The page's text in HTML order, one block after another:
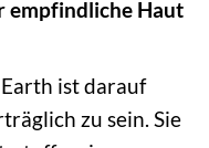
empfindliche Haut
ist darauf
zu sein. Sie